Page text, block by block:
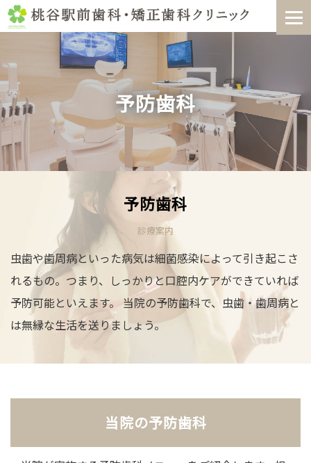
Skip
to
予防歯科
予防歯科
診療案内
虫歯や歯周病といった病気は細菌感染によって引き起こさ
れるもの。つまり、しっかりと口腔内ケアができていれば
予防可能といえます。 当院の予防歯科で、虫歯・歯周病と
は無縁な生活を送りましょう。
当院の予防歯科